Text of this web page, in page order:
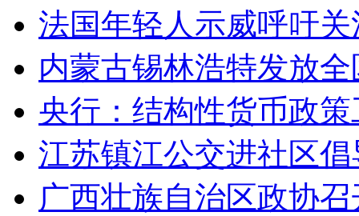
法国年轻人示威呼吁
内蒙古锡林浩特发放
央行：结构性货币政
江苏镇江公交进社区
广西壮族自治区政协